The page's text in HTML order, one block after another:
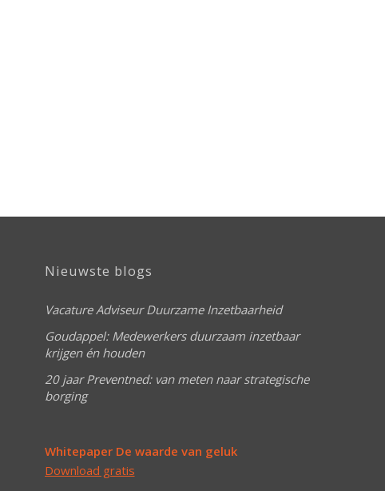
Nieuwste blogs
Vacature Adviseur Duurzame Inzetbaarheid
Goudappel: Medewerkers duurzaam inzetbaar
krijgen én houden
20 jaar Preventned: van meten naar strategische
borging
Whitepaper De waarde van geluk
Download gratis